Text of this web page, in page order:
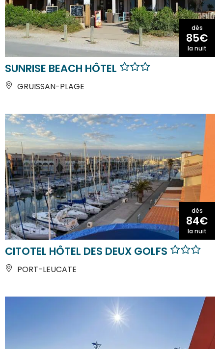
dès
85€
la nuit
SUNRISE BEACH HÔTEL
GRUISSAN-PLAGE
dès
84€
la nuit
CITOTEL HÔTEL DES DEUX GOLFS
PORT-LEUCATE